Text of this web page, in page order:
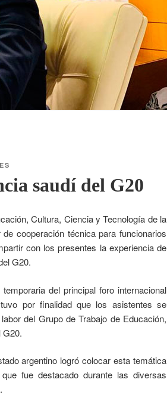
saudí del G20
Cultura, Ciencia y Tecnología de la
cooperación técnica para funcionarios
con los presentes la experiencia de
G20.
del principal foro internacional
por finalidad que los asistentes se
del Grupo de Trabajo de Educación,
G20.
argentino logró colocar esta temática
fue destacado durante las diversas